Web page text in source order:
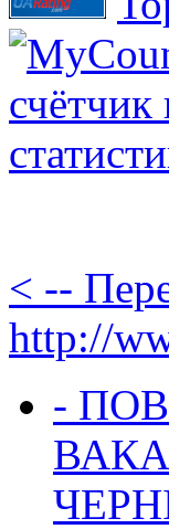
< --
http://
-